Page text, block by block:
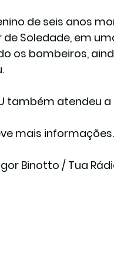
de seis anos
Soledade, em
os bombeiros,
também atendeu
mais informações.
Binotto / Tua